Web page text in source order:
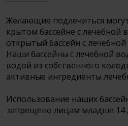
Желающие подлечиться
крытом бассейне с
открытый бассейн с
Наши бассейны с лечебной
водой из собственного
активные ингредиенты
Использование наших
запрещено лицам младше 14